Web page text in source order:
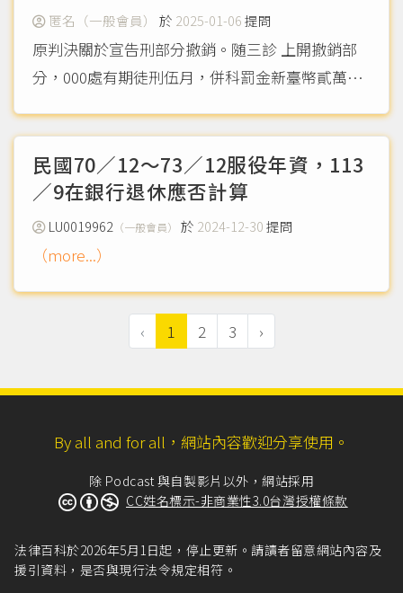
匿名（一般會員） 於 2025-01-06提問
原判決關於宣告刑部分撤銷。随三診 上開撤銷部
分，000處有期徒刑伍月，併科罰金新臺幣貳萬
（more...）
民國70／12～73／12服役年資，113
／9在銀行退休應否計算
LU0019962 （一般會員） 於 2024-12-30提問
（more...）
‹ 1 2 3 ›
By all and for all，網站內容歡迎分享使用。
除 Podcast 與自製影片以外，網站採用
CC姓名標示-非商業性3.0台灣授權條款
法律百科於2026年5月1日起，停止更新。請讀者留意網站內容及
援引資料，是否與現行法令規定相符。